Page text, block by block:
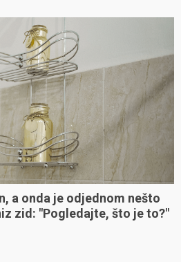
a onda je odjednom nešto
zid: "Pogledajte, što je to?"